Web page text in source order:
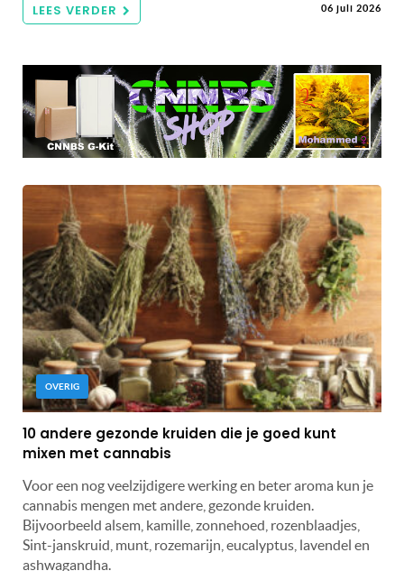
LEES VERDER 06 juli 2026
OVERIG
10 andere gezonde kruiden die je goed kunt
mixen met cannabis
Voor een nog veelzijdigere werking en beter aroma kun je
cannabis mengen met andere, gezonde kruiden.
Bijvoorbeeld alsem, kamille, zonnehoed, rozenblaadjes,
Sint-janskruid, munt, rozemarijn, eucalyptus, lavendel en
ashwagandha.